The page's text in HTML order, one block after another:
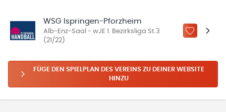
WSG Ispringen-Pforzheim
Alb-Enz-Saal - wJE 1. Bezirksliga St.3
(21/22)
ZU „MEINE
FÜGE DEN SPIELPLAN DES VEREINS ZU DEINER WEBSITE
HINZU